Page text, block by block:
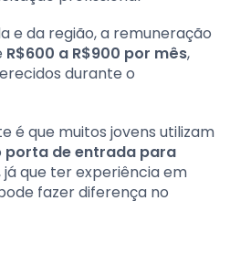
e da região, a remuneração
R$600 a R$900 por mês,
durante o
é que muitos jovens utilizam
porta de entrada para
já que ter experiência em
fazer diferença no